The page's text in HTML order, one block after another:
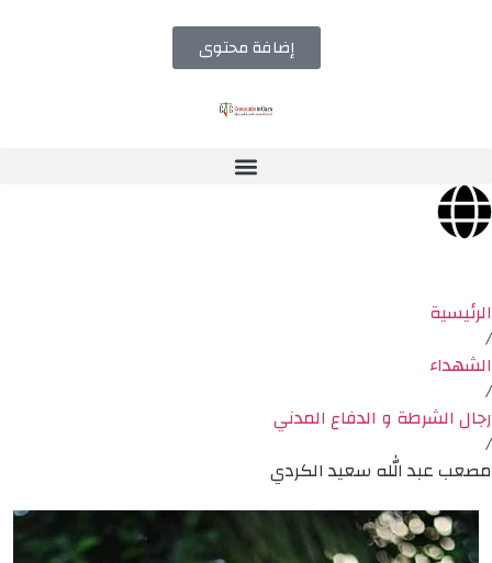
إضافة محتوى
الرئيسية
/
الشهداء
/
رجال الشرطة و الدفاع المدني
/
مصعب عبد الله سعيد الكردي